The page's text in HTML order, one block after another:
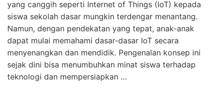
yang canggih seperti Internet of Things (IoT) kepada
siswa sekolah dasar mungkin terdengar menantang.
Namun, dengan pendekatan yang tepat, anak-anak
dapat mulai memahami dasar-dasar IoT secara
menyenangkan dan mendidik. Pengenalan konsep ini
sejak dini bisa menumbuhkan minat siswa terhadap
teknologi dan mempersiapkan …